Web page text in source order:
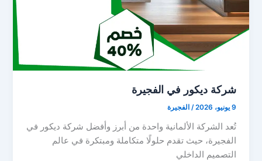
شركة ديكور في الفجيرة
9 يونيو، 2026 / الفجيرة
تُعد الشركة الألمانية واحدة من أبرز وأفضل شركة ديكور في
الفجيرة، حيث تقدم حلولًا متكاملة ومبتكرة في عالم
التصميم الداخلي